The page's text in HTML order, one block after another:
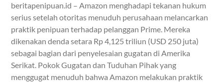
beritapenipuan.id – Amazon menghadapi tekanan hukum
serius setelah otoritas menuduh perusahaan melancarkan
praktik penipuan terhadap pelanggan Prime. Mereka
dikenakan denda setara Rp 4,125 triliun (USD 250 juta)
sebagai bagian dari penyelesaian gugatan di Amerika
Serikat. Pokok Gugatan dan Tuduhan Pihak yang
menggugat menuduh bahwa Amazon melakukan praktik